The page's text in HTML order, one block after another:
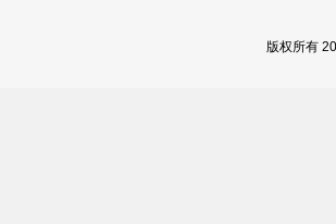
版权所有